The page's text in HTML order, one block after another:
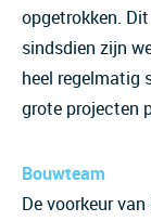
opgetrokken.
sindsdien zijn
heel regelmatig
grote projecten
Bouwteam
De voorkeur